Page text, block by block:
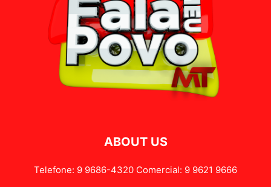
ABOUT US
Telefone: 9 9686-4320 Comercial: 9 9621 9666